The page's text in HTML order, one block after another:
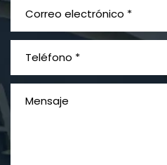
¿Qué es el